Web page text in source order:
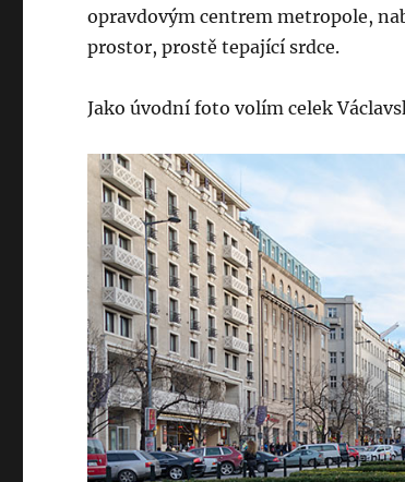
opravdovým centrem metropole,
prostor, prostě tepající srdce.
Jako úvodní foto volím celek